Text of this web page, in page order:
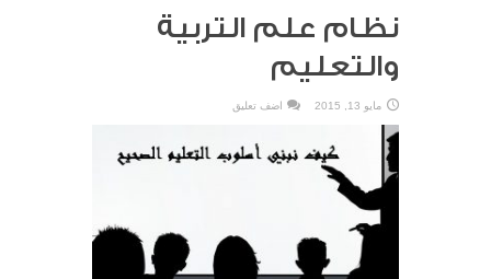
نظام علم التربية
والتعليم
مايو 13, 2015 اضف تعليق